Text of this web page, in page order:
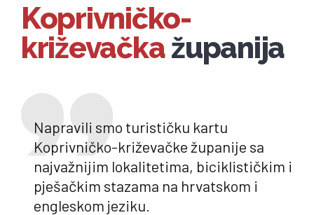
Koprivničko-
križevačkažupanija
Napravili smo turističku kartu
Koprivničko-križevačke županije sa
najvažnijim lokalitetima, biciklističkim i
pješačkim stazama na hrvatskom i
engleskom jeziku.